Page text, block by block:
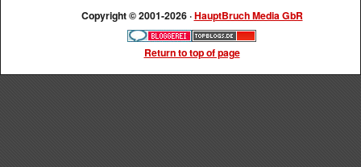
Copyright © 2001-2026 ·HauptBruch Media GbR
Return to top of page